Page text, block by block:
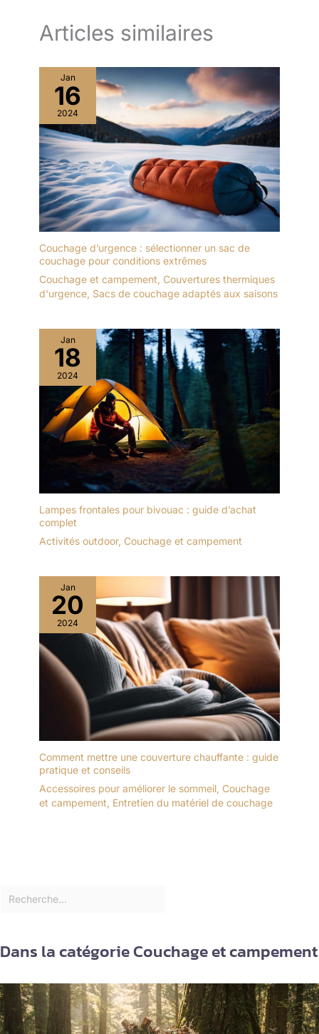
Articles similaires
Jan
16
2024
Couchage d’urgence : sélectionner un sac de
couchage pour conditions extrêmes
Couchage et campement, Couvertures thermiques
d'urgence, Sacs de couchage adaptés aux saisons
Jan
18
2024
Lampes frontales pour bivouac : guide d’achat
complet
Activités outdoor, Couchage et campement
Jan
20
2024
Comment mettre une couverture chauffante : guide
pratique et conseils
Accessoires pour améliorer le sommeil, Couchage
et campement, Entretien du matériel de couchage
Dans la catégorie Couchage et campement